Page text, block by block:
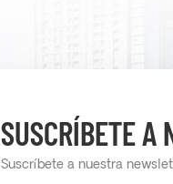
SUSCRÍBETE A
Suscríbete a nuestra